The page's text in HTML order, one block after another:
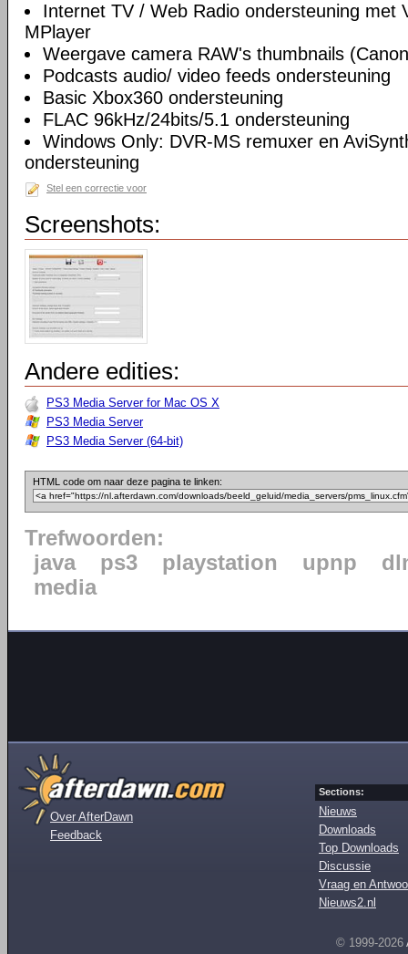
Internet TV / Web Radio ondersteuning met
MPlayer
Weergave camera RAW's thumbnails
Podcasts audio/ video feeds ondersteuning
Basic Xbox360 ondersteuning
FLAC 96kHz/24bits/5.1 ondersteuning
Windows Only: DVR-MS remuxer en
ondersteuning
Stel een correctie voor
Screenshots:
Andere edities:
PS3 Media Server for Mac OS X
PS3 Media Server
PS3 Media Server (64-bit)
HTML code om naar deze pagina te linken:
Trefwoorden:
java
ps3 playstation upnp
media
Over AfterDawn
Feedback
Sections:
Nieuws
Downloads
Top Downloads
Discussie
Vraag en
Nieuws2.nl
© 1999-2026